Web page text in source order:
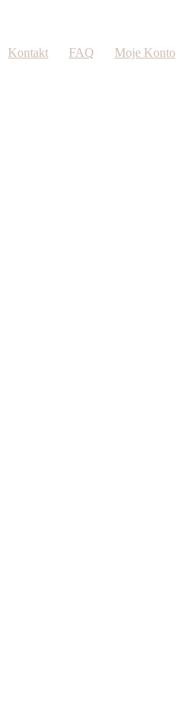
Kontakt FAQ
Moje Konto